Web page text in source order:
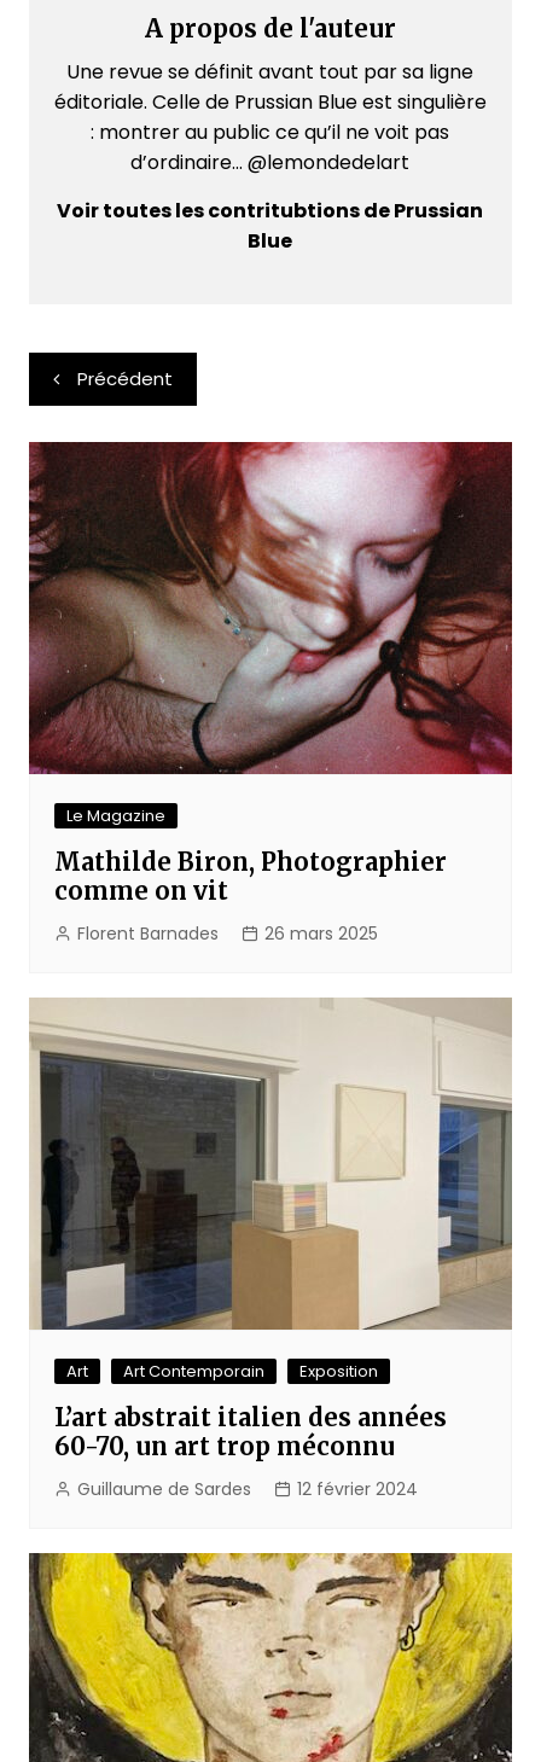
A propos de l'auteur
Une revue se définit avant tout par sa ligne
éditoriale. Celle de Prussian Blue est singulière
: montrer au public ce qu’il ne voit pas
d’ordinaire... @lemondedelart
Voir toutes les contritubtions de Prussian
Blue
Navigation
de
l’article
Précédent
Le Magazine
Mathilde Biron, Photographier
comme on vit
Florent Barnades 26 mars 2025
Art Art Contemporain Exposition
L’art abstrait italien des années
60-70, un art trop méconnu
Guillaume de Sardes 12 février 2024